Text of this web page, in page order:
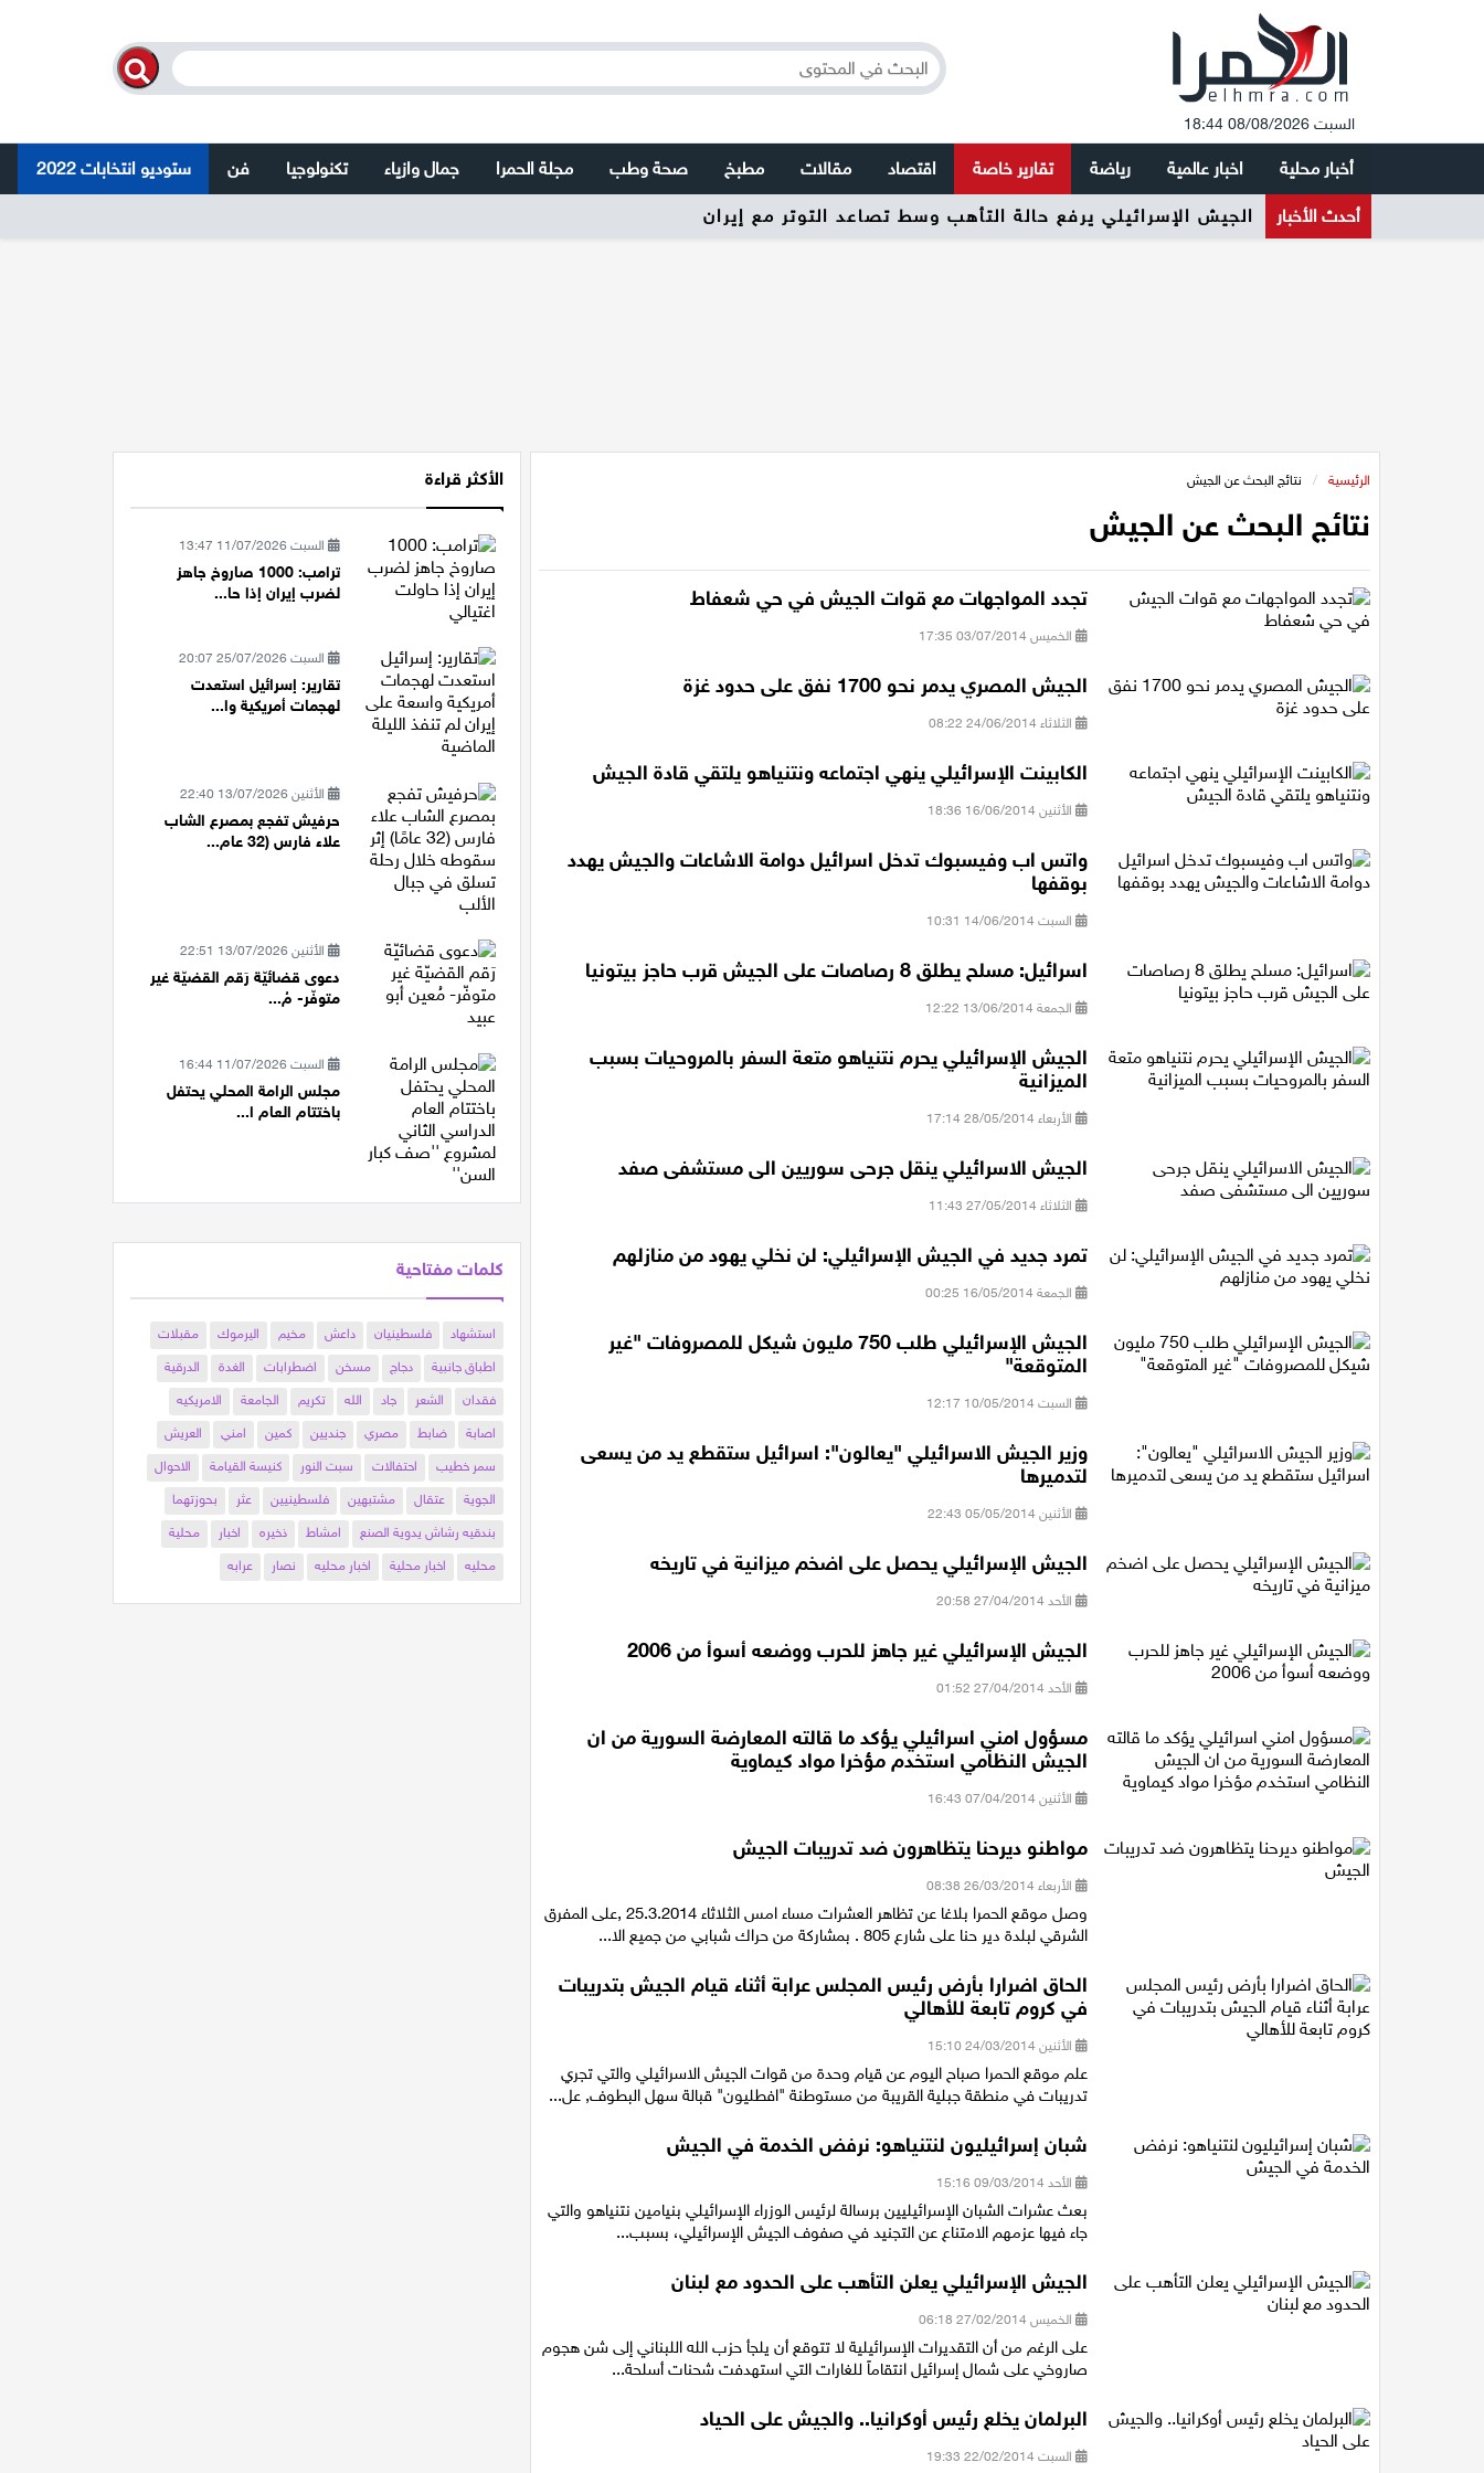
السبت 08/08/2026 18:44
أخبار محلية اخبار عالمية رياضة تقارير خاصة اقتصاد مقالات مطبخ صحة وطب مجلة الحمرا جمال وازياء تكنولوجيا فن ستوديو انتخابات 2022
أحدث الأخبار الجيش الإسرائيلي يرفع حالة التأهب وسط تصاعد التوتر مع إيران
الرئيسية / نتائج البحث عن الجيش
نتائج البحث عن الجيش
تجدد المواجهات مع قوات الجيش في حي شعفاط
الخميس 03/07/2014 17:35
الجيش المصري يدمر نحو 1700 نفق على حدود غزة
الثلاثاء 24/06/2014 08:22
الكابينت الإسرائيلي ينهي اجتماعه ونتنياهو يلتقي قادة الجيش
الأثنين 16/06/2014 18:36
واتس اب وفيسبوك تدخل اسرائيل دوامة الاشاعات والجيش يهدد
بوقفها
السبت 14/06/2014 10:31
اسرائيل: مسلح يطلق 8 رصاصات على الجيش قرب حاجز بيتونيا
الجمعة 13/06/2014 12:22
الجيش الإسرائيلي يحرم نتنياهو متعة السفر بالمروحيات بسبب
الميزانية
الأربعاء 28/05/2014 17:14
الجيش الاسرائيلي ينقل جرحى سوريين الى مستشفى صفد
الثلاثاء 27/05/2014 11:43
تمرد جديد في الجيش الإسرائيلي: لن نخلي يهود من منازلهم
الجمعة 16/05/2014 00:25
الجيش الإسرائيلي طلب 750 مليون شيكل للمصروفات "غير
المتوقعة"
السبت 10/05/2014 12:17
وزير الجيش الاسرائيلي "يعالون": اسرائيل ستقطع يد من يسعى
لتدميرها
الأثنين 05/05/2014 22:43
الجيش الإسرائيلي يحصل على اضخم ميزانية في تاريخه
الأحد 27/04/2014 20:58
الجيش الإسرائيلي غير جاهز للحرب ووضعه أسوأ من 2006
الأحد 27/04/2014 01:52
مسؤول امني اسرائيلي يؤكد ما قالته المعارضة السورية من ان
الجيش النظامي استخدم مؤخرا مواد كيماوية
الأثنين 07/04/2014 16:43
مواطنو ديرحنا يتظاهرون ضد تدريبات الجيش
الأربعاء 26/03/2014 08:38
وصل موقع الحمرا بلاغا عن تظاهر العشرات مساء امس الثلاثاء 25.3.2014 ,على المفرق
الشرقي لبلدة دير حنا على شارع 805 . بمشاركة من حراك شبابي من جميع الا...
الحاق اضرارا بأرض رئيس المجلس عرابة أثناء قيام الجيش بتدريبات
في كروم تابعة للأهالي
الأثنين 24/03/2014 15:10
علم موقع الحمرا صباح اليوم عن قيام وحدة من قوات الجيش الاسرائيلي والتي تجري
تدريبات في منطقة جبلية القريبة من مستوطنة "افطليون" قبالة سهل البطوف, عل...
شبان إسرائيليون لنتنياهو: نرفض الخدمة في الجيش
الأحد 09/03/2014 15:16
بعث عشرات الشبان الإسرائيليين برسالة لرئيس الوزراء الإسرائيلي بنيامين نتنياهو والتي
جاء فيها عزمهم الامتناع عن التجنيد في صفوف الجيش الإسرائيلي، بسبب...
الجيش الإسرائيلي يعلن التأهب على الحدود مع لبنان
الخميس 27/02/2014 06:18
على الرغم من أن التقديرات الإسرائيلية لا تتوقع أن يلجأ حزب الله اللبناني إلى شن هجوم
صاروخي على شمال إسرائيل انتقاماً للغارات التي استهدفت شحنات أسلحة...
البرلمان يخلع رئيس أوكرانيا.. والجيش على الحياد
السبت 22/02/2014 19:33
الأكثر قراءة
السبت 11/07/2026 13:47
ترامب: 1000 صاروخ جاهز
لضرب إيران إذا حا...
السبت 25/07/2026 20:07
تقارير: إسرائيل استعدت
لهجمات أمريكية وا...
الأثنين 13/07/2026 22:40
حرفيش تفجع بمصرع الشاب
علاء فارس (32 عام...
الأثنين 13/07/2026 22:51
دعوى قضائيّة رَقم القضيّة غير
متوفّر- مُ...
السبت 11/07/2026 16:44
مجلس الرامة المحلي يحتفل
باختتام العام ا...
كلمات مفتاحية
استشهاد فلسطينيان داعش مخيم اليرموك
مقبلات
اطباق جانبية
دجاج مسخن اضطرابات الغدة
الدرقية
فقدان
الشعر جاد الله تكريم الجامعة
الامريكيه
اصابة
ضابط مصري جنديين كمين امني
العريش
سمر خطيب
احتفالات سبت النور كنيسة القيامة
الاحوال
الجوية
عتقال مشتبهين فلسطينيين عثر
بحوزتهما
بندقيه رشاش يدوية الصنع
امشاط ذخيره اخبار
محلية
محليه
اخبار محلية اخبار محليه نصار عرابه